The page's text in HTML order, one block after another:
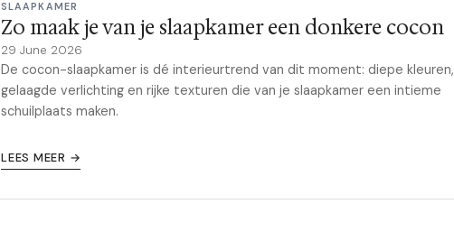
SLAAPKAMER
Zo maak je van je slaapkamer een donkere cocon
29 June 2026
De cocon-slaapkamer is dé interieurtrend van dit moment: diepe kleuren,
gelaagde verlichting en rijke texturen die van je slaapkamer een intieme
schuilplaats maken.
LEES MEER →